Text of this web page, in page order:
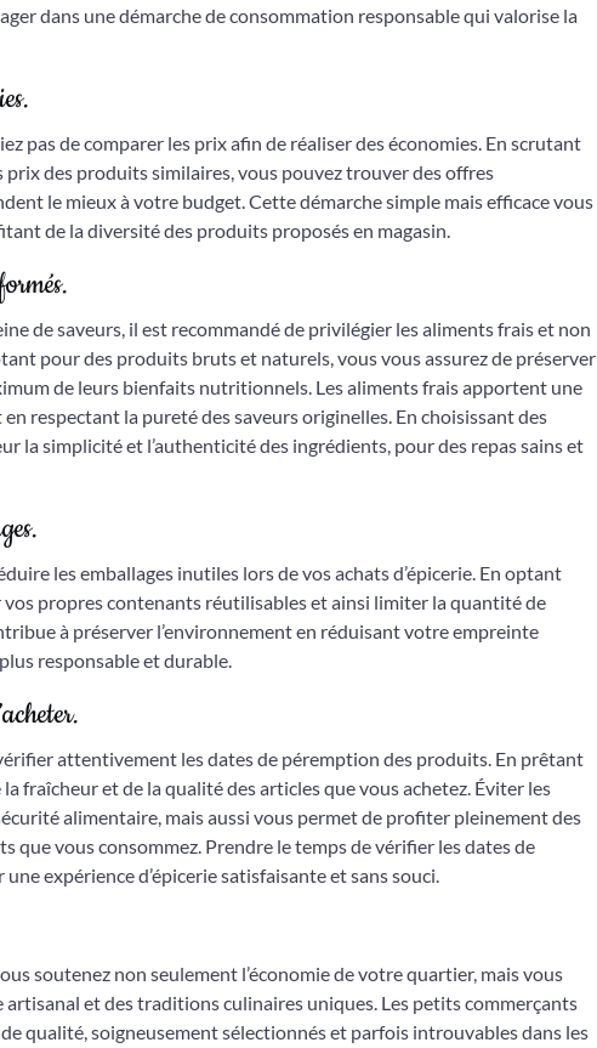
dans une démarche de consommation responsable qui valorise la
pas de comparer les prix afin de réaliser des économies. En scrutant
des produits similaires, vous pouvez trouver des offres
le mieux à votre budget. Cette démarche simple mais efficace vous
de la diversité des produits proposés en magasin.
de saveurs, il est recommandé de privilégier les aliments frais et non
pour des produits bruts et naturels, vous vous assurez de préserver
de leurs bienfaits nutritionnels. Les aliments frais apportent une
respectant la pureté des saveurs originelles. En choisissant des
la simplicité et l’authenticité des ingrédients, pour des repas sains et
les emballages inutiles lors de vos achats d’épicerie. En optant
propres contenants réutilisables et ainsi limiter la quantité de
à préserver l’environnement en réduisant votre empreinte
responsable et durable.
attentivement les dates de péremption des produits. En prêtant
fraîcheur et de la qualité des articles que vous achetez. Éviter les
alimentaire, mais aussi vous permet de profiter pleinement des
vous consommez. Prendre le temps de vérifier les dates de
expérience d’épicerie satisfaisante et sans souci.
soutenez non seulement l’économie de votre quartier, mais vous
et des traditions culinaires uniques. Les petits commerçants
qualité, soigneusement sélectionnés et parfois introuvables dans les